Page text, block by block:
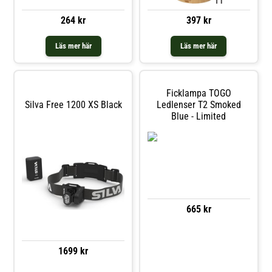
nära avstånd Rött ljusläge som
bevarar mörkerseendet Bakre
säkerhetsljus finns tillgängligt
uppladdningsbart batteri (Li-Po
700 mAh). USB-C laddningskabel
medföljer 4-nivåb
264 kr
Läs mer här
397 kr
Läs mer här
Silva Free 1200 XS Black
1699 kr
Ficklampa TOGO
Ledlenser T2 Smoked
Blue - Limited
665 kr